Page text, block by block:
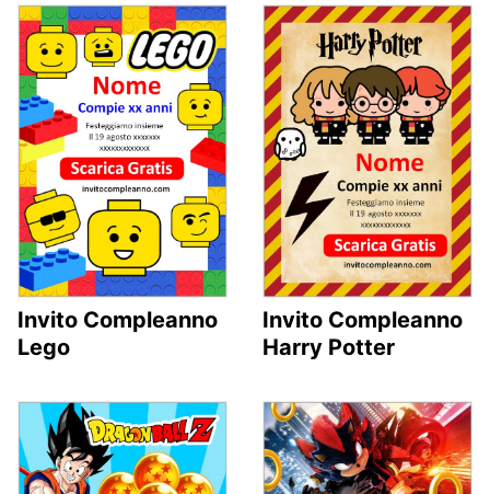
Invito Compleanno
Lego
Invito Compleanno
Harry Potter